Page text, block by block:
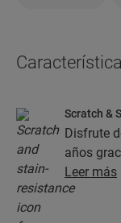
Scratch &
Disfrute
años
capa
Leer más